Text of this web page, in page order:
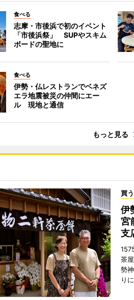
食べる
志摩・市後浜で初のイベント
「市後浜祭」 SUPやスキム
ボードの聖地に
食べる
伊勢・仏レストランでベネズ
エラ地震被災の仲間にエー
ル 現地と通信
もっと見る
買う
伊
宮
支
茶
勢
り